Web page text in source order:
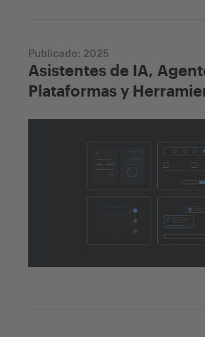
Asistentes de IA,
Plataformas y
Publicado: 2025